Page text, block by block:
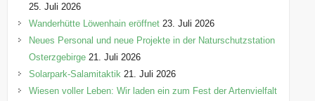
25. Juli 2026
Wanderhütte Löwenhain eröffnet 23. Juli 2026
Neues Personal und neue Projekte in der Naturschutzstation
Osterzgebirge 21. Juli 2026
Solarpark-Salamitaktik 21. Juli 2026
Wiesen voller Leben: Wir laden ein zum Fest der Artenvielfalt